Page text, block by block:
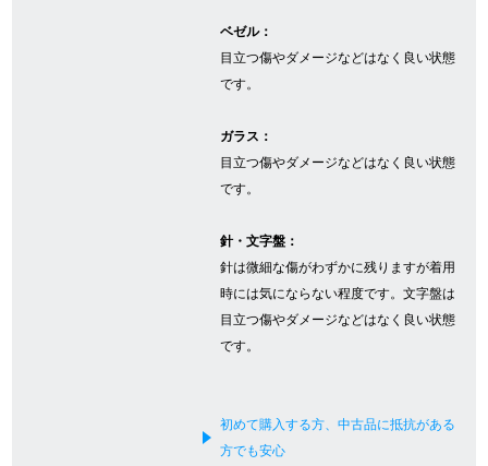
GINZA RASINの中古腕時計について
店舗情報
大阪心斎橋店
ベゼル：
目立つ傷やダメージなどはなく良い状態
です。
ガラス：
目立つ傷やダメージなどはなく良い状態
です。
針・文字盤：
針は微細な傷がわずかに残りますが着用
時には気にならない程度です。文字盤は
目立つ傷やダメージなどはなく良い状態
です。
初めて購入する方、中古品に抵抗がある
方でも安心